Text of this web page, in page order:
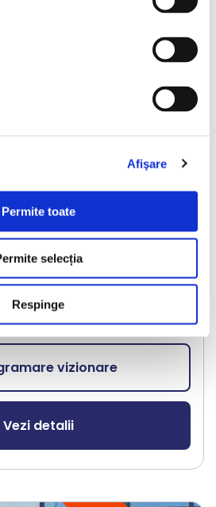
Afişare
Permite toate
selecția
Respinge
116 HP
vizionare
Vezi detalii